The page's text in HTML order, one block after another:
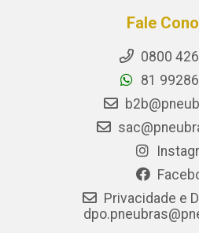
Fale
0800
81
Privacidade e